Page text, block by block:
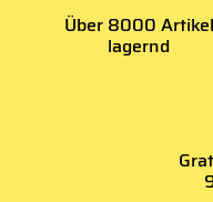
Über 8000 Artikel
lagernd